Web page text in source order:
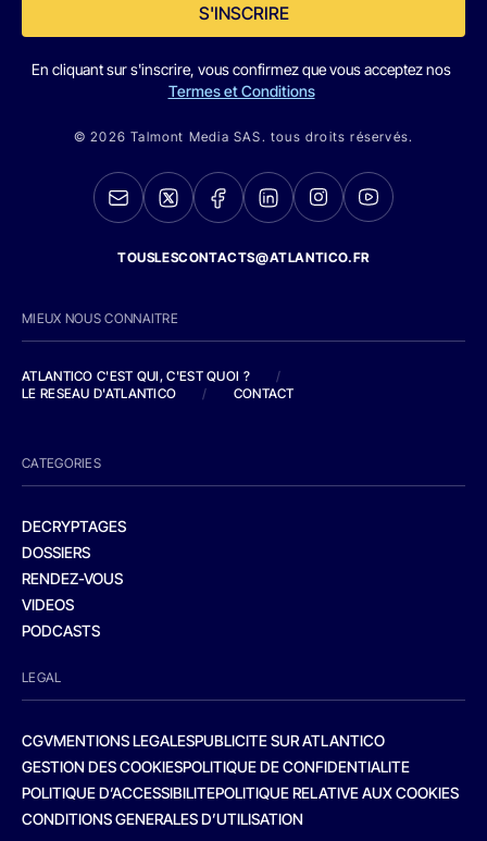
S'INSCRIRE
En cliquant sur s'inscrire, vous confirmez que vous acceptez nos
Termes et Conditions
© 2026 Talmont Media SAS. tous droits réservés.
TOUSLESCONTACTS@ATLANTICO.FR
MIEUX NOUS CONNAITRE
ATLANTICO C'EST QUI, C'EST QUOI ?
/
LE RESEAU D'ATLANTICO
/ CONTACT
CATEGORIES
DECRYPTAGES
DOSSIERS
RENDEZ-VOUS
VIDEOS
PODCASTS
LEGAL
CGVMENTIONS LEGALESPUBLICITE SUR ATLANTICO
GESTION DES COOKIESPOLITIQUE DE CONFIDENTIALITE
POLITIQUE D’ACCESSIBILITEPOLITIQUE RELATIVE AUX COOKIES
CONDITIONS GENERALES D’UTILISATION